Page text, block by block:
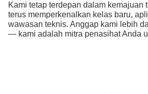
Kami tetap terdepan dalam kemajuan
terus memperkenalkan kelas baru,
wawasan teknis. Anggap kami lebih
— kami adalah mitra penasihat Anda